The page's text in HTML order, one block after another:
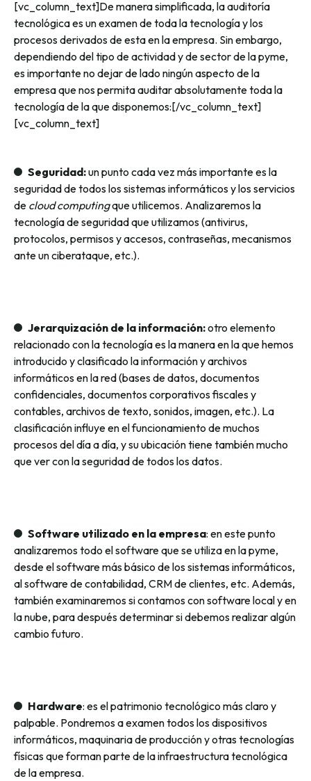
[vc_column_text]De manera simplificada, la auditoría
tecnológica es un examen de toda la tecnología y los
procesos derivados de esta en la empresa. Sin embargo,
dependiendo del tipo de actividad y de sector de la pyme,
es importante no dejar de lado ningún aspecto de la
empresa que nos permita auditar absolutamente toda la
tecnología de la que disponemos:[/vc_column_text]
[vc_column_text]
Seguridad:un punto cada vez más importante es la
seguridad de todos los sistemas informáticos y los servicios
de cloud computingque utilicemos. Analizaremos la
tecnología de seguridad que utilizamos (antivirus,
protocolos, permisos y accesos, contraseñas, mecanismos
ante un ciberataque, etc.).
Jerarquización de la información:otro elemento
relacionado con la tecnología es la manera en la que hemos
introducido y clasificado la información y archivos
informáticos en la red (bases de datos, documentos
confidenciales, documentos corporativos fiscales y
contables, archivos de texto, sonidos, imagen, etc.). La
clasificación influye en el funcionamiento de muchos
procesos del día a día, y su ubicación tiene también mucho
que ver con la seguridad de todos los datos.
Software utilizado en la empresa: en este punto
analizaremos todo el software que se utiliza en la pyme,
desde el software más básico de los sistemas informáticos,
al software de contabilidad, CRM de clientes, etc. Además,
también examinaremos si contamos con software local y en
la nube, para después determinar si debemos realizar algún
cambio futuro.
Hardware: es el patrimonio tecnológico más claro y
palpable. Pondremos a examen todos los dispositivos
informáticos, maquinaria de producción y otras tecnologías
físicas que forman parte de la infraestructura tecnológica
de la empresa.